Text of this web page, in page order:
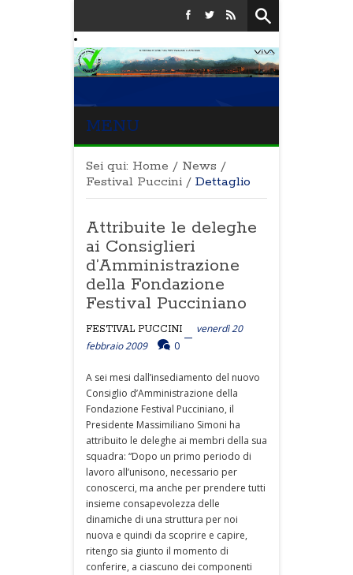
MENU
Sei qui: Home / News /
Festival Puccini / Dettaglio
Attribuite le deleghe
ai Consiglieri
d’Amministrazione
della Fondazione
Festival Pucciniano
FESTIVAL PUCCINI
venerdì 20
febbraio 2009
0
A sei mesi dall’insediamento del nuovo
Consiglio d’Amministrazione della
Fondazione Festival Pucciniano, il
Presidente Massimiliano Simoni ha
attribuito le deleghe ai membri della sua
squadra: “Dopo un primo periodo di
lavoro all’unisono, necessario per
conoscerci, ma anche per prendere tutti
insieme consapevolezza delle
dinamiche di una struttura per noi
nuova e quindi da scoprire e capire,
ritengo sia giunto il momento di
conferire, a ciascuno dei componenti